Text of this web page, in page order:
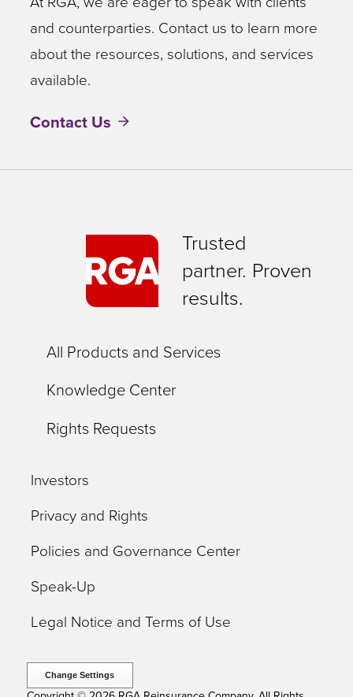
and counterparties. Contact us to learn more
about the resources, solutions, and services
available.
Contact Us
Trusted
partner. Proven
results.
All Products and Services
Knowledge Center
Rights Requests
Investors
Privacy and Rights
Policies and Governance Center
Speak-Up
Legal Notice and Terms of Use
Change Settings